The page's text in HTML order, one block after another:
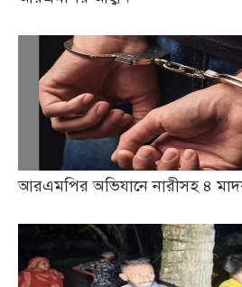
আরএমপির অভিযানে নারীসহ ৪ মাদক